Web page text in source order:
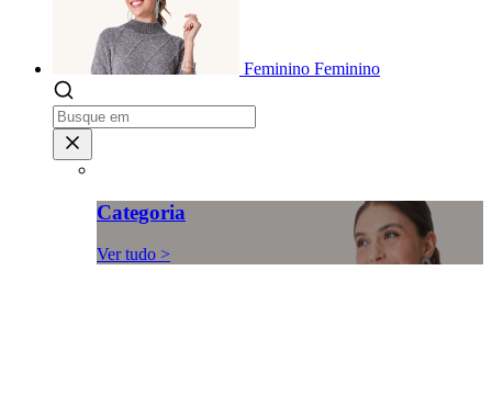
Feminino Feminino
Categoria
Ver tudo >